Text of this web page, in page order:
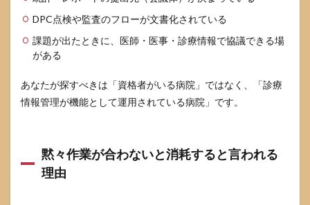
レン
ジが
割れ
るの
「統
計の
「職
場条
件」
DPC点検や監査のフローが文書化されている
課題が出たときに、医師・医事・診療情報で協議できる場
がある
あなたが探すべきは「資格者がいる病院」ではなく、「診療
情報管理が機能として運用されている病院」です。
黙々作業が合わないと消耗すると言われる
理由